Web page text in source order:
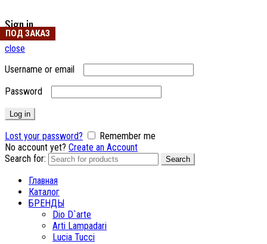
Sign in
close
Username or email
Password
Log in
Lost your password?
Remember me
No account yet? Create an Account
Search for:
Search
Главная
Каталог
БРЕНДЫ
Dio D`arte
Arti Lampadari
Lucia Tucci
ПОД ЗАКАЗ